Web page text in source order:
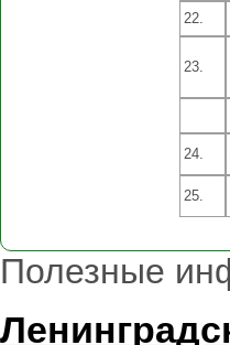
22.
23.
24.
25.
Полезные